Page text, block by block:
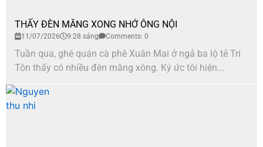
THẤY ĐÈN MĂNG XONG NHỚ ÔNG NỘI
11/07/2026 9:28 sáng Comments: 0
Tuần qua, ghé quán cà phê Xuân Mai ở ngả ba lộ tẻ Tri
Tôn thấy có nhiều đèn măng xông. Ký ức tôi hiện...